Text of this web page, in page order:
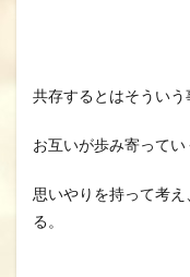
共存するとはそういう
お互いが歩み寄って
思いやりを持って考
る。